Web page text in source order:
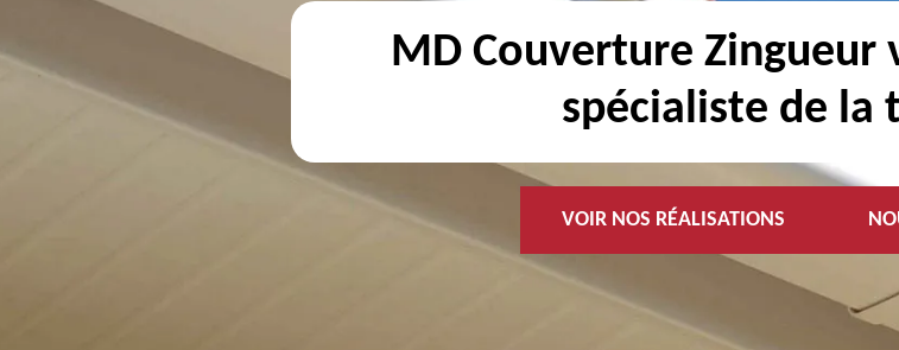
MD Couverture
spécialiste de la
VOIR NOS RÉALISATIONS